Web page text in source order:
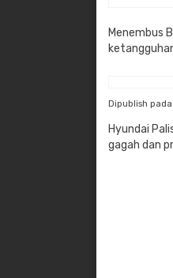
​Menembus
Dipublish
Hyundai
gagah dan